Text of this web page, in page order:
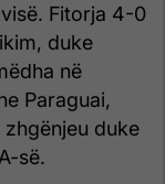
Fitorja 4-0
duke
në
Paraguai,
duke
së.